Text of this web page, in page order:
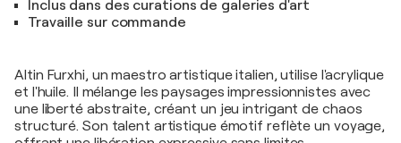
Inclus dans des curations de galeries d'art
Travaille sur commande
Altin Furxhi, un maestro artistique italien, utilise l'acrylique
et l'huile. Il mélange les paysages impressionnistes avec
une liberté abstraite, créant un jeu intrigant de chaos
structuré. Son talent artistique émotif reflète un voyage,